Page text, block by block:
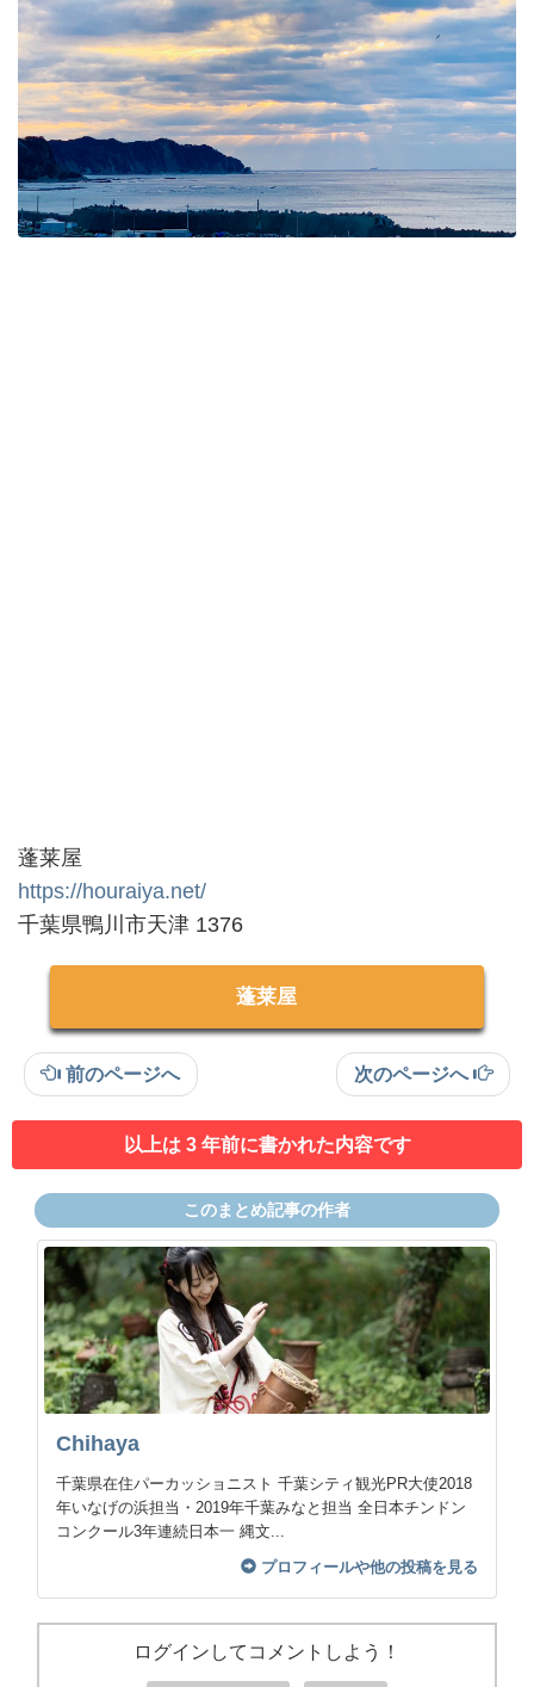
蓬莱屋
https://houraiya.net/
千葉県鴨川市天津 1376
蓬莱屋
前のページへ 次のページへ
以上は 3 年前に書かれた内容です
このまとめ記事の作者
Chihaya
千葉県在住パーカッショニスト 千葉シティ観光PR大使2018
年いなげの浜担当・2019年千葉みなと担当 全日本チンドン
コンクール3年連続日本一 縄文...
プロフィールや他の投稿を見る
ログインしてコメントしよう！